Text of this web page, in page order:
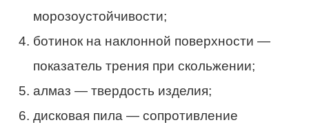
морозоустойчивости;
ботинок на наклонной поверхности —
показатель трения при скольжении;
алмаз — твердость изделия;
дисковая пила — сопротивление